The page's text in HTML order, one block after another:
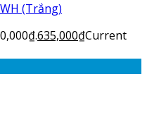
(Trắng)
635,000₫Current